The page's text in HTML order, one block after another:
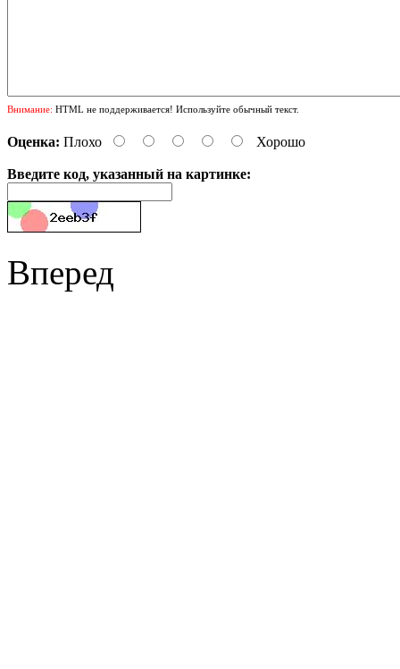
Внимание: HTML не поддерживается! Используйте обычный текст.
Оценка: Плохо Хорошо
Введите код, указанный на картинке:
Вперед